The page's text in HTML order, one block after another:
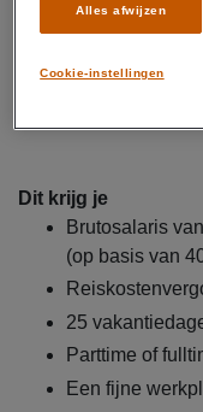
Signaleren van
Dit krijg je
Brutosalaris
(op basis van
25
Parttime of
Een fijne
Cookie-instellingen
Alles afwijzen